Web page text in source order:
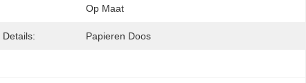
Op Maat
Details: Papieren Doos